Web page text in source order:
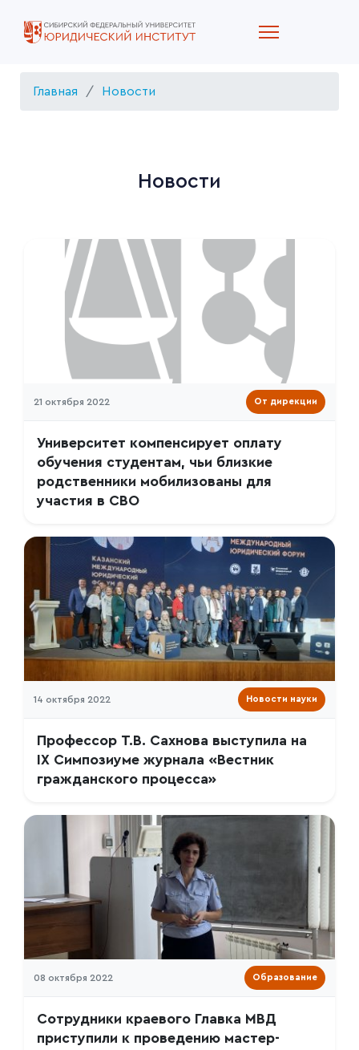
Главная Новости
Новости
21 октября 2022 От дирекции
Университет компенсирует оплату
обучения студентам, чьи близкие
родственники мобилизованы для
участия в СВО
14 октября 2022 Новости науки
Профессор Т.В. Сахнова выступила на
IX Симпозиуме журнала «Вестник
гражданского процесса»
08 октября 2022 Образование
Сотрудники краевого Главка МВД
приступили к проведению мастер-